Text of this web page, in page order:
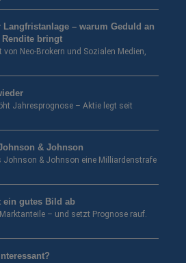
Langfristanlage – warum Geduld an
Rendite bringt
Neo-Brokern und Sozialen Medien,
Jahresprognose – Aktie legt seit
& Johnson
Johnson & Johnson eine Milliardenstrafe
gutes Bild ab
– und setzt Prognose rauf.